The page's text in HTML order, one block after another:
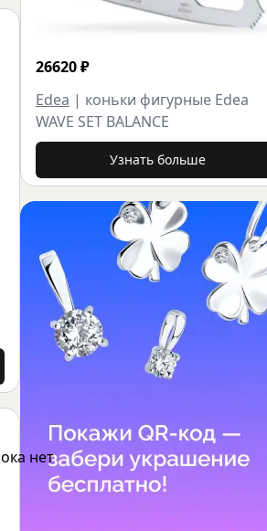
26620₽
Edea | коньки фигурные Edea
WAVE SET BALANCE
Узнать больше